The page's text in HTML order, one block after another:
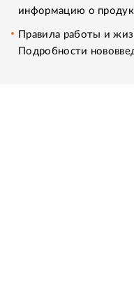
информацию о
Правила работы и
Подробности